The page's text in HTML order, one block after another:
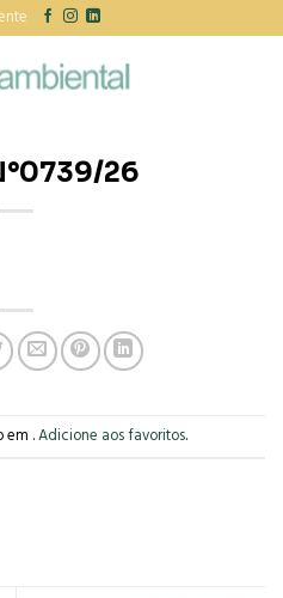
26
em .Adicione aos favoritos.